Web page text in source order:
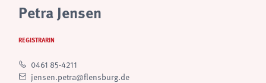
Petra Jensen
REGISTRARIN
0461 85-4211
jensen.petra@flensburg.de